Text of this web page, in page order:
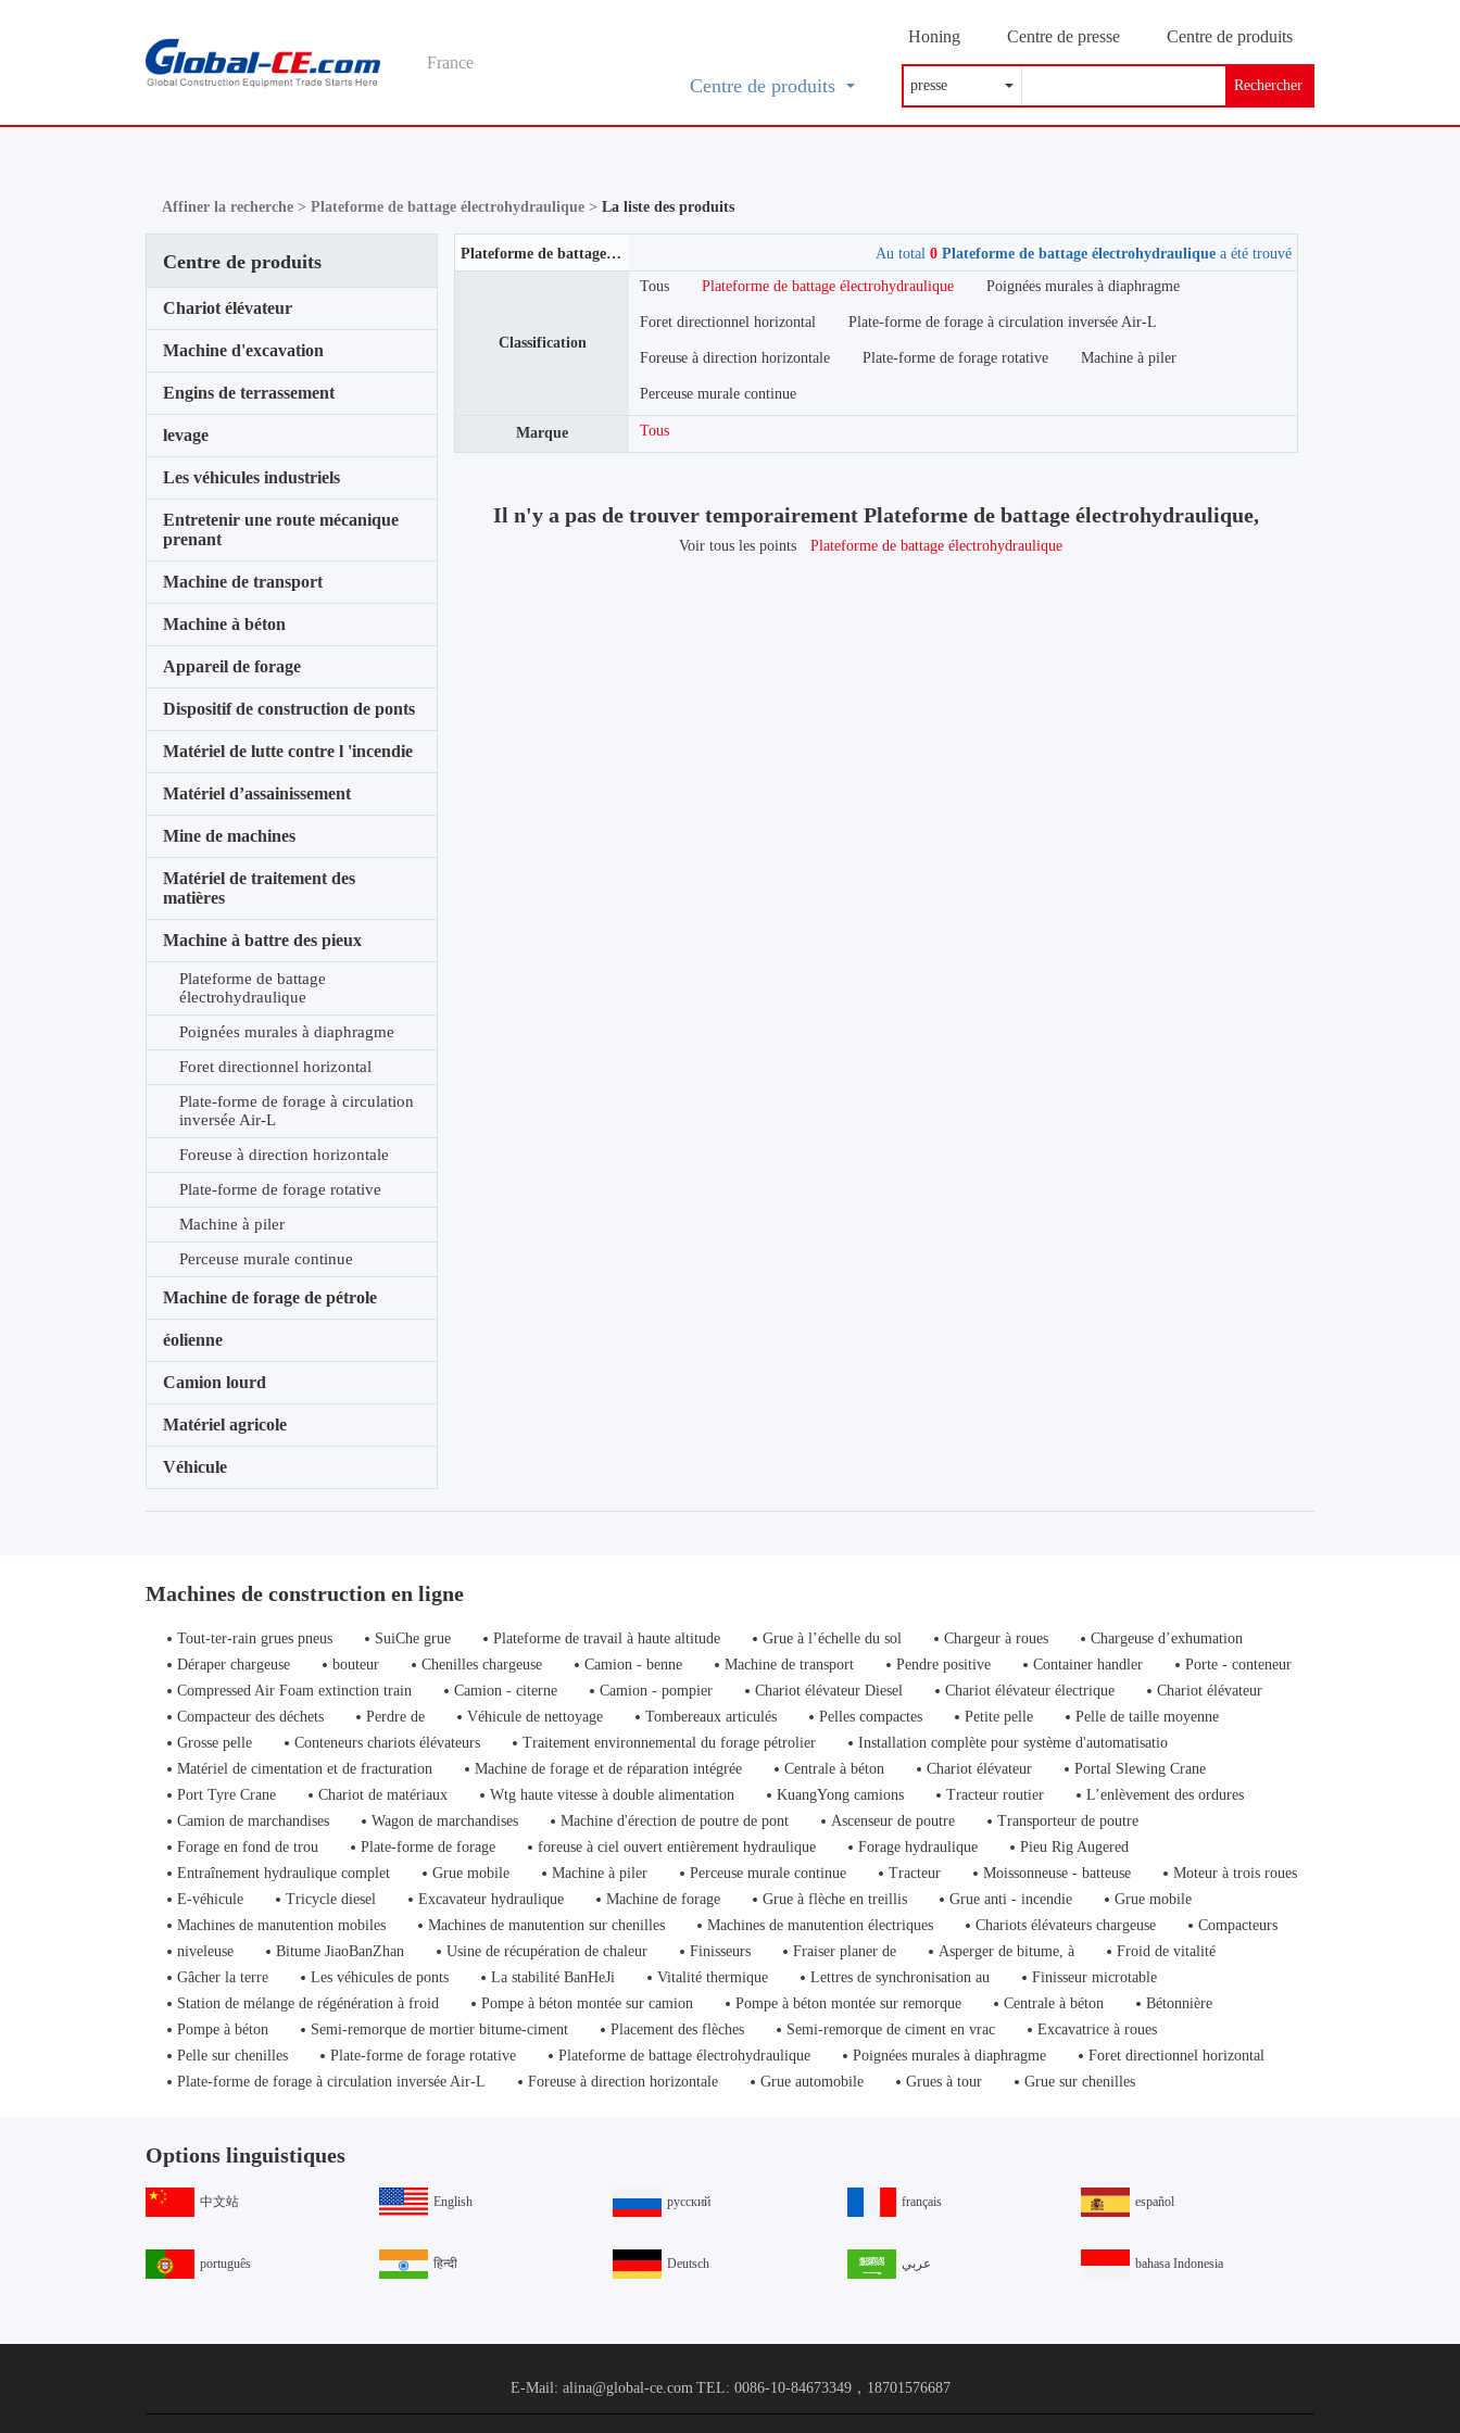
France
Honing Centre de presse Centre de produits
Rechercher
Centre de produits
Affiner la recherche >Plateforme de battage électrohydraulique >La liste des produits
Centre de produits
Chariot élévateur
Machine d'excavation
Engins de terrassement
levage
Les véhicules industriels
Entretenir une route mécanique
prenant
Machine de transport
Machine à béton
Appareil de forage
Dispositif de construction de ponts
Matériel de lutte contre l 'incendie
Matériel d’assainissement
Mine de machines
Matériel de traitement des
matières
Machine à battre des pieux
Plateforme de battage
électrohydraulique
Poignées murales à diaphragme
Foret directionnel horizontal
Plate-forme de forage à circulation
inversée Air-L
Foreuse à direction horizontale
Plate-forme de forage rotative
Machine à piler
Perceuse murale continue
Machine de forage de pétrole
éolienne
Camion lourd
Matériel agricole
Véhicule
Plateforme de battage électrohydraulique Au total 0Plateforme de battage électrohydrauliquea été trouvé
Classification
Tous Plateforme de battage électrohydraulique Poignées murales à diaphragme
Foret directionnel horizontal Plate-forme de forage à circulation inversée Air-L
Foreuse à direction horizontale Plate-forme de forage rotative Machine à piler
Perceuse murale continue
Marque Tous
Il n'y a pas de trouver temporairement Plateforme de battage électrohydraulique,
Voir tous les points Plateforme de battage électrohydraulique
Machines de construction en ligne
Tout-ter-rain grues pneus SuiChe grue Plateforme de travail à haute altitude Grue à l’échelle du sol Chargeur à roues
Chargeuse d’exhumation
Déraper chargeuse
bouteur Chenilles chargeuse Camion - benne Machine de transport Pendre positive Container handler
Porte - conteneur
Compressed Air Foam extinction train
Camion - citerne Camion - pompier Chariot élévateur Diesel Chariot élévateur électrique
Chariot élévateur
Compacteur des déchets
Perdre de Véhicule de nettoyage Tombereaux articulés Pelles compactes Petite pelle
Pelle de taille moyenne
Grosse pelle
Conteneurs chariots élévateurs Traitement environnemental du forage pétrolier
Installation complète pour système d'automatisatio
Matériel de cimentation et de fracturation
Machine de forage et de réparation intégrée Centrale à béton Chariot élévateur
Portal Slewing Crane
Port Tyre Crane
Chariot de matériaux Wtg haute vitesse à double alimentation KuangYong camions Tracteur routier
L’enlèvement des ordures
Camion de marchandises
Wagon de marchandises Machine d'érection de poutre de pont Ascenseur de poutre
Transporteur de poutre
Forage en fond de trou
Plate-forme de forage foreuse à ciel ouvert entièrement hydraulique Forage hydraulique
Pieu Rig Augered
Entraînement hydraulique complet
Grue mobile Machine à piler Perceuse murale continue Tracteur Moissonneuse - batteuse
Moteur à trois roues
E-véhicule
Tricycle diesel Excavateur hydraulique Machine de forage Grue à flèche en treillis Grue anti - incendie
Grue mobile
Machines de manutention mobiles
Machines de manutention sur chenilles Machines de manutention électriques Chariots élévateurs chargeuse
Compacteurs
niveleuse
Bitume JiaoBanZhan Usine de récupération de chaleur Finisseurs Fraiser planer de Asperger de bitume, à
Froid de vitalité
Gâcher la terre
Les véhicules de ponts La stabilité BanHeJi Vitalité thermique Lettres de synchronisation au
Finisseur microtable
Station de mélange de régénération à froid
Pompe à béton montée sur camion Pompe à béton montée sur remorque Centrale à béton
Bétonnière
Pompe à béton
Semi-remorque de mortier bitume-ciment Placement des flèches Semi-remorque de ciment en vrac
Excavatrice à roues
Pelle sur chenilles
Plate-forme de forage rotative Plateforme de battage électrohydraulique Poignées murales à diaphragme
Foret directionnel horizontal
Plate-forme de forage à circulation inversée Air-L
Foreuse à direction horizontale Grue automobile Grues à tour Grue sur chenilles
Options linguistiques
中文站 English русский français español
português हिन्दी Deutsch عربي bahasa Indonesia
E-Mail: alina@global-ce.com TEL: 0086-10-84673349，18701576687